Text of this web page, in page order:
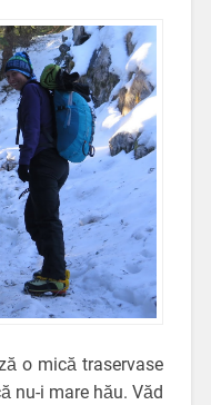
o mică traservase
nu-i mare hău. Văd